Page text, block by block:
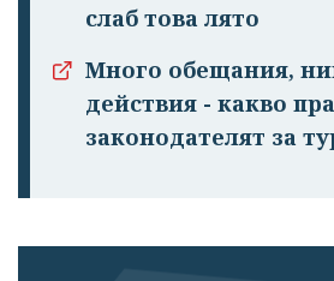
слаб това лято
Много обещания,
действия - какво
законодателят за